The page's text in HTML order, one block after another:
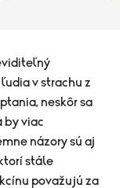
v strachu z
neskôr sa
by viac
názory sú aj
stále
považujú za